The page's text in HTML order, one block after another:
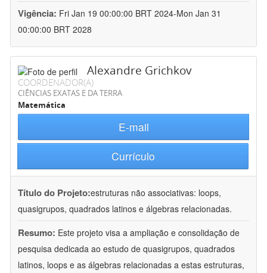
Vigência: Fri Jan 19 00:00:00 BRT 2024-Mon Jan 31
00:00:00 BRT 2028
Alexandre Grichkov
COORDENADOR(A)
CIÊNCIAS EXATAS E DA TERRA
Matemática
E-mail
Currículo
Título do Projeto:estruturas não associativas: loops,
quasigrupos, quadrados latinos e álgebras relacionadas.
Resumo: Este projeto visa a ampliação e consolidação de
pesquisa dedicada ao estudo de quasigrupos, quadrados
latinos, loops e as álgebras relacionadas a estas estruturas,